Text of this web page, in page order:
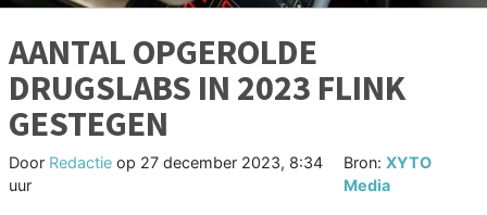
AANTAL OPGEROLDE
DRUGSLABS IN 2023 FLINK
GESTEGEN
Door Redactie op 27 december 2023, 8:34
uur
Bron: XYTO
Media